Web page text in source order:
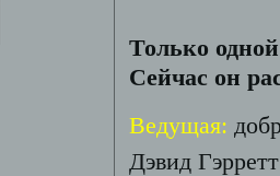
Только
Сейчас он
Ведущая:
Дэвид